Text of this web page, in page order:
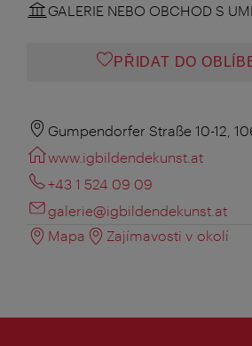
GALERIE NEBO OBCHOD S
PŘIDAT DO
Gumpendorfer Straße 10-12,
www.igbildendekunst.at
+43 1 524 09 09
galerie@igbildendekunst.at
Mapa
Zajímavosti v okolí